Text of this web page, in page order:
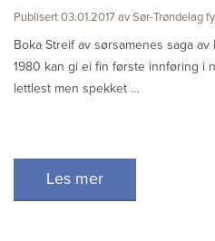
Publisert 03.01.2017 av Sør-Trøndelag
Boka Streif av sørsamenes saga
1980 kan gi ei fin første innføring i
lettlest men spekket …
Les mer